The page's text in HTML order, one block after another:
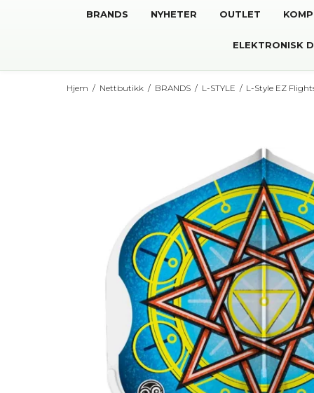
BRANDS NYHETER OUTLET
ELEKTRONISK
Hjem / Nettbutikk / BRANDS / L-STYLE / L-Style EZ